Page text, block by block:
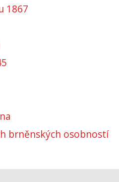
1867
brněnských osobností